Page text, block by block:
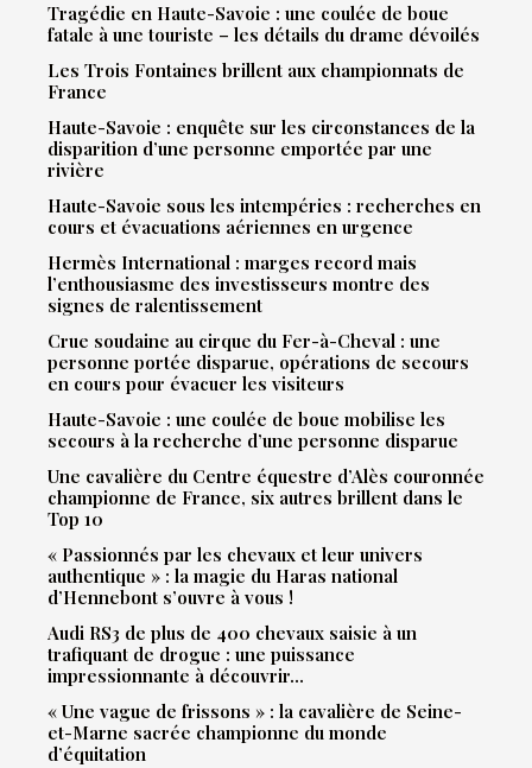
Tragédie en Haute-Savoie : une coulée de boue
fatale à une touriste – les détails du drame dévoilés
Les Trois Fontaines brillent aux championnats de
France
Haute-Savoie : enquête sur les circonstances de la
disparition d’une personne emportée par une
rivière
Haute-Savoie sous les intempéries : recherches en
cours et évacuations aériennes en urgence
Hermès International : marges record mais
l’enthousiasme des investisseurs montre des
signes de ralentissement
Crue soudaine au cirque du Fer-à-Cheval : une
personne portée disparue, opérations de secours
en cours pour évacuer les visiteurs
Haute-Savoie : une coulée de boue mobilise les
secours à la recherche d’une personne disparue
Une cavalière du Centre équestre d’Alès couronnée
championne de France, six autres brillent dans le
Top 10
« Passionnés par les chevaux et leur univers
authentique » : la magie du Haras national
d’Hennebont s’ouvre à vous !
Audi RS3 de plus de 400 chevaux saisie à un
trafiquant de drogue : une puissance
impressionnante à découvrir…
« Une vague de frissons » : la cavalière de Seine-
et-Marne sacrée championne du monde
d’équitation